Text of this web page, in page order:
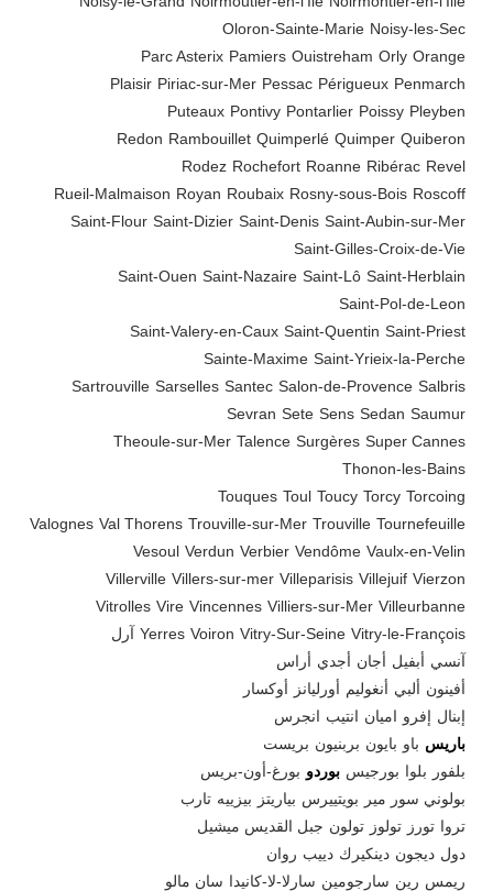
Noisy-les-Sec
Oloron-Sainte-Marie
Orange
Orly
Ouistreham
Pamiers
Parc Asterix
Penmarch
Périgueux
Pessac
Piriac-sur-Mer
Plaisir
Pleyben
Poissy
Pontarlier
Pontivy
Puteaux
Quiberon
Quimper
Quimperlé
Rambouillet
Redon
Revel
Ribérac
Roanne
Rochefort
Rodez
Roscoff
Rosny-sous-Bois
Roubaix
Royan
Rueil-Malmaison
Saint-Aubin-sur-Mer
Saint-Denis
Saint-Dizier
Saint-Flour
Saint-Gilles-Croix-de-Vie
Saint-Herblain
Saint-Lô
Saint-Nazaire
Saint-Ouen
Saint-Pol-de-Leon
Saint-Priest
Saint-Quentin
Saint-Valery-en-Caux
Saint-Yrieix-la-Perche
Sainte-Maxime
Salbris
Salon-de-Provence
Santec
Sarselles
Sartrouville
Saumur
Sedan
Sens
Sete
Sevran
Super Cannes
Surgères
Talence
Theoule-sur-Mer
Thonon-les-Bains
Torcoing
Torcy
Toucy
Toul
Touques
Tournefeuille
Trouville
Trouville-sur-Mer
Val Thorens
Valognes
Vaulx-en-Velin
Vendôme
Verbier
Verdun
Vesoul
Vierzon
Villejuif
Villeparisis
Villers-sur-mer
Villerville
Villeurbanne
Villiers-sur-Mer
Vincennes
Vire
Vitrolles
Vitry-le-François
Vitry-Sur-Seine
Voiron
Yerres آرل
آنسي أبفيل أجان أجدي أراس
أفينون ألبي أنغوليم أورليانز
أوكسار
إبنال إفرو اميان انتيب انجرس
باريس باو بايون بربنيون بريست
بلفور
بلوا بورجيس بوردو بورغ-أون-بريس
بولوني سور مير
بويتييرس بياريتز بيزييه تارب
تروا تورز تولوز تولون جبل القديس ميشيل
دول ديجون دينكيرك دييب روان
ريمس رين سارجومين سارلا-لا-كانيدا سان مالو